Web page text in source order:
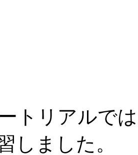
トリアルで
しました。